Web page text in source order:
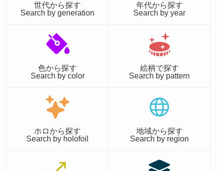
世代から探す
Search by generation
年代から探す
Search by year
色から探す
Search by color
絵柄で探す
Search by pattern
ホロから探す
Search by holofoil
地域から探す
Search by region